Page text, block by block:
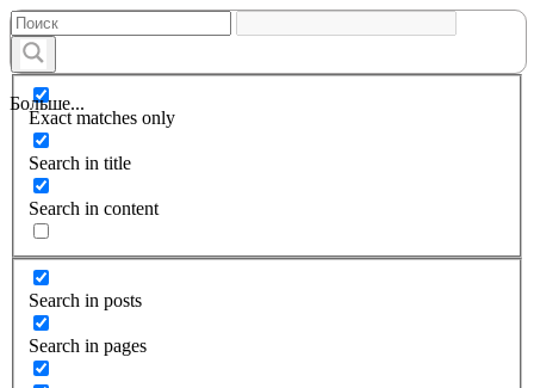
Больше...
Exact matches only
Search in title
Search in content
Search in posts
Search in pages